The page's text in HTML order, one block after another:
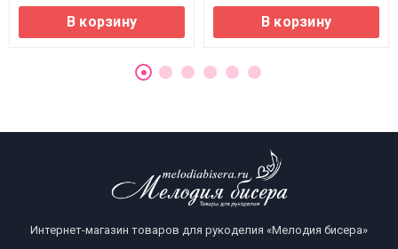
В корзину В корзину
Интернет-магазин товаров для рукоделия «Мелодия бисера»